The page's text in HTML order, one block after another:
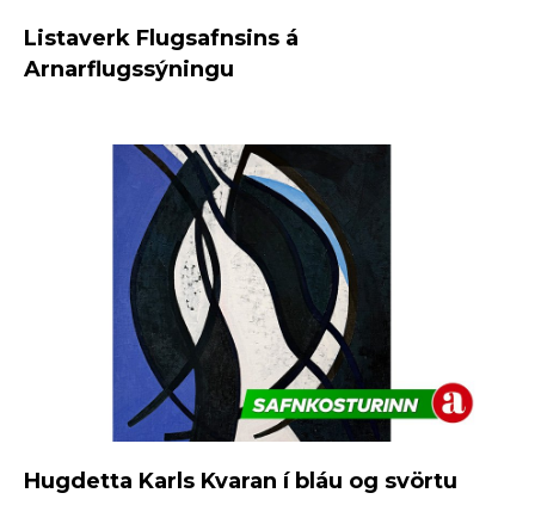
Listaverk Flugsafnsins á
Arnarflugssýningu
Hugdetta Karls Kvaran í bláu og svörtu